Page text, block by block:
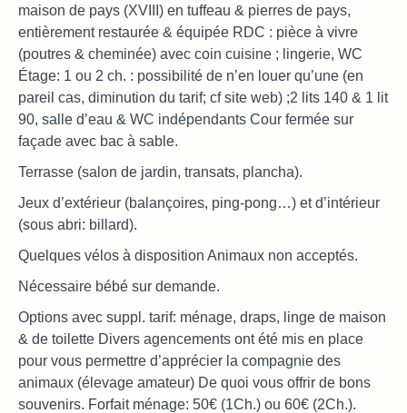
maison de pays (XVIII) en tuffeau & pierres de pays,
entièrement restaurée & équipée RDC : pièce à vivre
(poutres & cheminée) avec coin cuisine ; lingerie, WC
Étage: 1 ou 2 ch. : possibilité de n’en louer qu’une (en
pareil cas, diminution du tarif; cf site web) ;2 lits 140 & 1 lit
90, salle d’eau & WC indépendants Cour fermée sur
façade avec bac à sable.
Terrasse (salon de jardin, transats, plancha).
Jeux d’extérieur (balançoires, ping-pong…) et d’intérieur
(sous abri: billard).
Quelques vélos à disposition Animaux non acceptés.
Nécessaire bébé sur demande.
Options avec suppl. tarif: ménage, draps, linge de maison
& de toilette Divers agencements ont été mis en place
pour vous permettre d’apprécier la compagnie des
animaux (élevage amateur) De quoi vous offrir de bons
souvenirs. Forfait ménage: 50€ (1Ch.) ou 60€ (2Ch.).